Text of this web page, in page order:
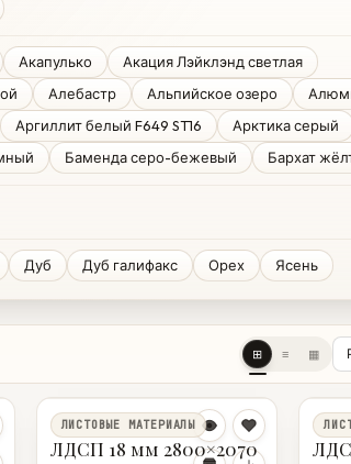
Акапулько
Акация Лэйклэнд светлая
Алебастр Альпийское озеро
Аргиллит белый F649 ST16 Арктика серый
Баменда серо-бежевый Бархат
Дуб Дуб галифакс Орех Ясень
⊞ ≡ ▦
ЛИСТОВЫЕ МАТЕРИАЛЫ
ЛДСП 18 мм 2800×2070